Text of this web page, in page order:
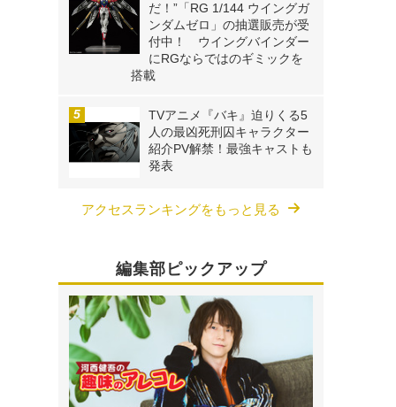
だ！”「RG 1/144 ウイングガ
ンダムゼロ」の抽選販売が受
付中！ ウイングバインダー
にRGならではのギミックを
搭載
TVアニメ『バキ』迫りくる5
人の最凶死刑囚キャラクター
紹介PV解禁！最強キャストも
発表
アクセスランキングをもっと見る
編集部ピックアップ